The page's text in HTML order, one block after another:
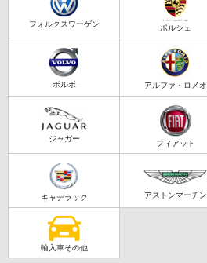
フォルクスワーゲン ポルシェ
ボルボ アルファ・ロメオ
ジャガー フィアット
キャデラック アストンマーチン
輸入車その他